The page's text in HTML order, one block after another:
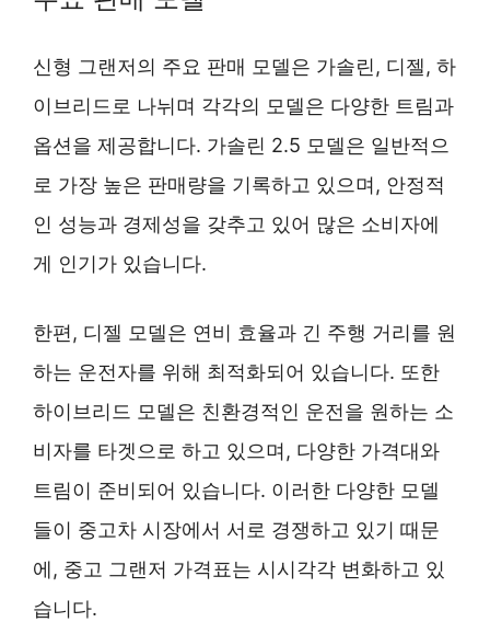
신형 그랜저의 주요 판매 모델은 가솔린, 디젤, 하
이브리드로 나뉘며 각각의 모델은 다양한 트림과
옵션을 제공합니다. 가솔린 2.5 모델은 일반적으
로 가장 높은 판매량을 기록하고 있으며, 안정적
인 성능과 경제성을 갖추고 있어 많은 소비자에
게 인기가 있습니다.
한편, 디젤 모델은 연비 효율과 긴 주행 거리를 원
하는 운전자를 위해 최적화되어 있습니다. 또한
하이브리드 모델은 친환경적인 운전을 원하는 소
비자를 타겟으로 하고 있으며, 다양한 가격대와
트림이 준비되어 있습니다. 이러한 다양한 모델
들이 중고차 시장에서 서로 경쟁하고 있기 때문
에, 중고 그랜저 가격표는 시시각각 변화하고 있
습니다.